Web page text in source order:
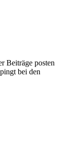
Beiträge posten
bei den